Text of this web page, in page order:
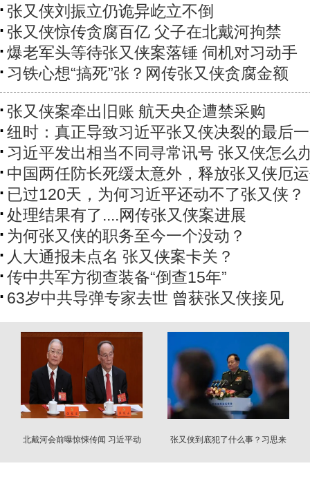
张又侠刘振立仍诡异屹立不倒
张又侠惊传贪腐百亿 父子在北戴河拘禁
爆老军头等待张又侠案落锤 伺机对习动手
习铁心想“搞死”张？网传张又侠贪腐金额
张又侠案牵出旧账 航天央企遭禁采购
纽时：真正导致习近平张又侠决裂的最后
习近平发出相当不同寻常讯号 张又侠怎么
中国两任防长死缓太意外，释放张又侠厄
已过120天，为何习近平还动不了张又侠？
处理结果有了....网传张又侠案进展
为何张又侠的职务至今一个没动？
人大通报未点名 张又侠案卡关？
传中共军方彻查装备“倒查15年”
63岁中共导弹专家去世 曾获张又侠接见
北戴河会前曝惊悚传闻 习近平动
张又侠到底犯了什么事？习思来